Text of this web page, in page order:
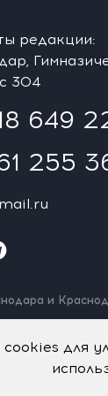
редакции:
304
649
255
и
Выделите и
для